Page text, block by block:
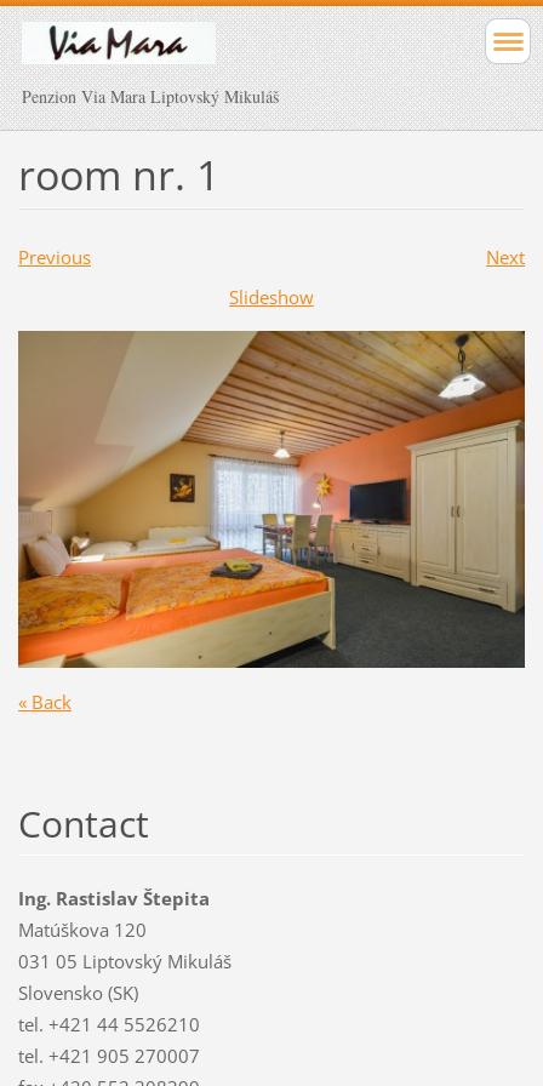
Penzion Via Mara Liptovský Mikuláš
room nr. 1
Previous
Next
Slideshow
« Back
Contact
Ing. Rastislav Štepita
Matúškova 120
031 05 Liptovský Mikuláš
Slovensko (SK)
tel. +421 44 5526210
tel. +421 905 270007